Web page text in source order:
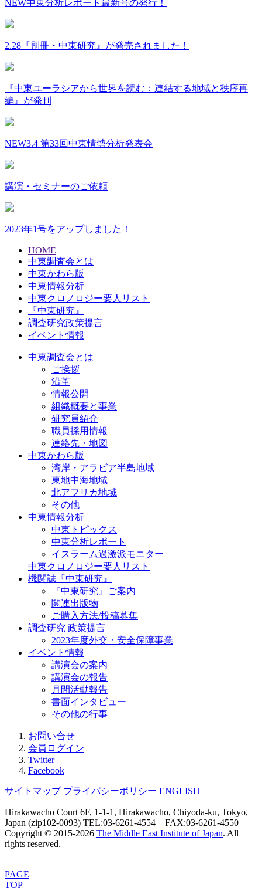
NEW中東分析レポート最新号の発行！
2.28『別冊・中東研究』が発売されました！
『中東ユーラシアから世界を読む：連結する地域と秩序再
編』が発刊
NEW3.4 第33回中東情勢分析発表会
講演・セミナーのご依頼
2023年1号をアップしました！
HOME
中東調査会とは
中東かわら版
中東情報分析
中東クロノロジー要人リスト
『中東研究』
調査研究政策提言
イベント情報
中東調査会とは
ご挨拶
沿革
情報公開
組織概要と事業
研究員紹介
職員採用情報
連絡先・地図
中東かわら版
湾岸・アラビア半島地域
東地中海地域
北アフリカ地域
その他
中東情報分析
中東トピックス
中東分析レポート
イスラーム過激派モニター
中東クロノロジー要人リスト
機関誌『中東研究』
『中東研究』ご案内
関連出版物
ご購入方法/投稿募集
調査研究 政策提言
2023年度外交・安全保障事業
イベント情報
講演会の案内
講演会の報告
月間活動報告
書面インタビュー
その他の行事
お問い合せ
会員ログイン
Twitter
Facebook
サイトマップ プライバシーポリシー ENGLISH
Hirakawacho Court 6F, 1-1-1, Hirakawacho, Chiyoda-ku, Tokyo,
Japan (zip102-0093) TEL:03-6261-4554 FAX:03-6261-4550
Copyright © 2015-2026 The Middle East Institute of Japan. All
rights reserved.
PAGE
TOP